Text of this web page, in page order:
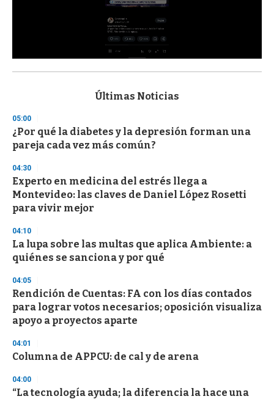
s
d
s
o
f
3
s
e
c
o
d
s
Últimas Noticias
05:00
¿Por qué la diabetes y la depresión forman una
pareja cada vez más común?
04:30
Experto en medicina del estrés llega a
Montevideo: las claves de Daniel López Rosetti
para vivir mejor
04:10
La lupa sobre las multas que aplica Ambiente: a
quiénes se sanciona y por qué
04:05
Rendición de Cuentas: FA con los días contados
para lograr votos necesarios; oposición visualiza
apoyo a proyectos aparte
04:01
Columna de APPCU: de cal y de arena
04:00
“La tecnología ayuda; la diferencia la hace una